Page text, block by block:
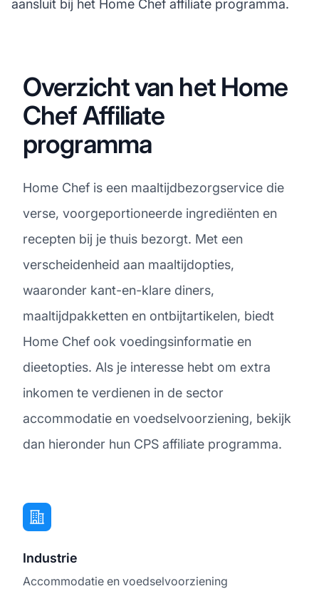
aansluit bij het Home Chef affiliate programma.
Overzicht van het Home
Chef Affiliate
programma
Home Chef is een maaltijdbezorgservice die
verse, voorgeportioneerde ingrediënten en
recepten bij je thuis bezorgt. Met een
verscheidenheid aan maaltijdopties,
waaronder kant-en-klare diners,
maaltijdpakketten en ontbijtartikelen, biedt
Home Chef ook voedingsinformatie en
dieetopties. Als je interesse hebt om extra
inkomen te verdienen in de sector
accommodatie en voedselvoorziening, bekijk
dan hieronder hun CPS affiliate programma.
Industrie
Accommodatie en voedselvoorziening